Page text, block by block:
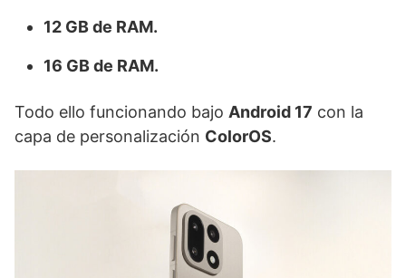
12 GB de RAM.
16 GB de RAM.
Todo ello funcionando bajo Android 17 con la
capa de personalización ColorOS.